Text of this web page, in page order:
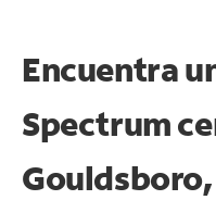
Encuentra
Spectrum
Gouldsboro,